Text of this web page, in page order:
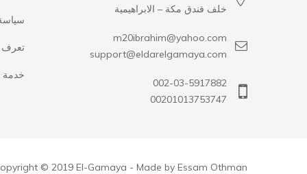
خلف فندق مكة – الابراهيمية
m20ibrahim@yahoo.com
support@eldarelgamaya.com
002-03-5917882
00201013753747
تعرف
خدمة
© 2019 El-Gamaya - Made by Essam Othman